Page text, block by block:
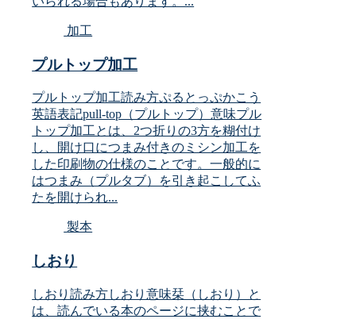
加工
プルトップ加工
プルトップ加工読み方ぷるとっぷかこう
英語表記pull-top（プルトップ）意味プル
トップ加工とは、2つ折りの3方を糊付け
し、開け口につまみ付きのミシン加工を
した印刷物の仕様のことです。一般的に
はつまみ（プルタブ）を引き起こしてふ
たを開けられ...
製本
しおり
しおり読み方しおり意味栞（しおり）と
は、読んでいる本のページに挟むことで